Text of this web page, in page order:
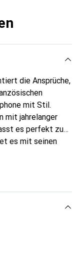
die Ansprüche,
mit Stil.
mit jahrelanger
es perfekt zu
es mit seinen
für Ihr
zuverlässige